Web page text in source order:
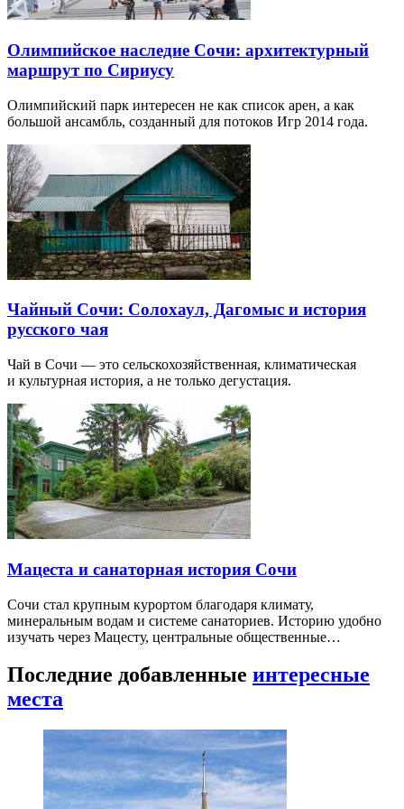
Олимпийское наследие Сочи: архитектурный
маршрут по Сириусу
Олимпийский парк интересен не как список арен, а как
большой ансамбль, созданный для потоков Игр 2014 года.
Чайный Сочи: Солохаул, Дагомыс и история
русского чая
Чай в Сочи — это сельскохозяйственная, климатическая
и культурная история, а не только дегустация.
Мацеста и санаторная история Сочи
Сочи стал крупным курортом благодаря климату,
минеральным водам и системе санаториев. Историю удобно
изучать через Мацесту, центральные общественные…
Последние добавленные интересные
места